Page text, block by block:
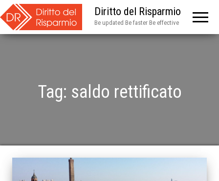
Diritto del Risparmio
Be updated Be faster Be effective
Tag: saldo rettificato